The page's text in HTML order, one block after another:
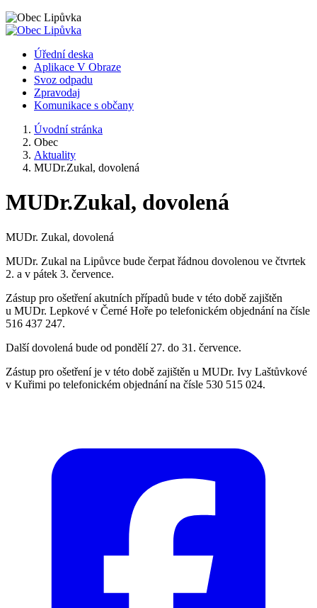
Úřední deska
Aplikace V Obraze
Svoz odpadu
Zpravodaj
Komunikace s občany
Úvodní stránka
Obec
Aktuality
MUDr.Zukal, dovolená
MUDr.Zukal, dovolená
MUDr. Zukal, dovolená
MUDr. Zukal na Lipůvce bude čerpat řádnou dovolenou ve čtvrtek
2. a v pátek 3. července.
Zástup pro ošetření akutních případů bude v této době zajištěn
u MUDr. Lepkové v Černé Hoře po telefonickém objednání na čísle
516 437 247.
Další dovolená bude od pondělí 27. do 31. července.
Zástup pro ošetření je v této době zajištěn u MUDr. Ivy Laštůvkové
v Kuřimi po telefonickém objednání na čísle 530 515 024.